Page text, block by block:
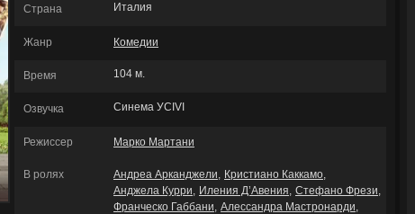
Страна Италия
Жанр Комедии
Время 104 м.
Озвучка Синема УСIVI
Режиссер Марко Мартани
В ролях Андреа Арканджели
Кристиано Каккамо
Анджела Курри
Иления Д’Авения Стефано Фрези
Франческо Габбани Алессандра Мастронарди